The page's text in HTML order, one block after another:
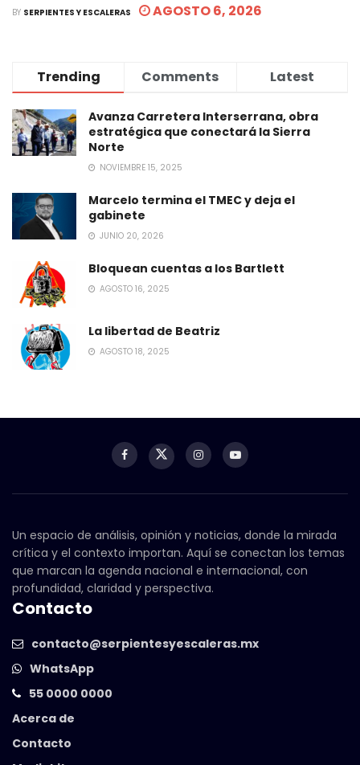
BY SERPIENTES Y ESCALERAS AGOSTO 6, 2026
Trending Comments Latest
Avanza Carretera Interserrana, obra
estratégica que conectará la Sierra
Norte
NOVIEMBRE 15, 2025
Marcelo termina el TMEC y deja el
gabinete
JUNIO 20, 2026
Bloquean cuentas a los Bartlett
AGOSTO 16, 2025
La libertad de Beatriz
AGOSTO 18, 2025
Un espacio de análisis, opinión y noticias, donde la mirada
crítica y el contexto importan. Aquí se conectan los temas
que marcan la agenda nacional e internacional, con
profundidad, claridad y perspectiva.
Contacto
contacto@serpientesyescaleras.mx
WhatsApp
55 0000 0000
Acerca de
Contacto